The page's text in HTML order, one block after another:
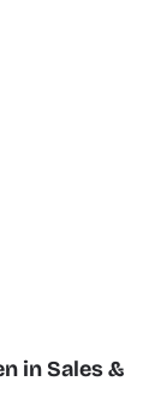
in Sales &